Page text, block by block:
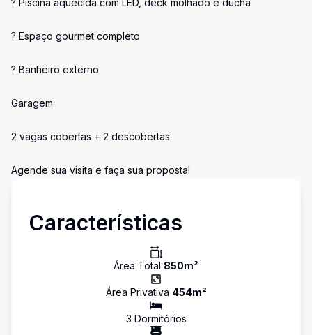
? Piscina aquecida com LED, deck molhado e ducha
? Espaço gourmet completo
? Banheiro externo
Garagem:
2 vagas cobertas + 2 descobertas.
Agende sua visita e faça sua proposta!
Características
Área Total 850m²
Área Privativa 454m²
3 Dormitórios